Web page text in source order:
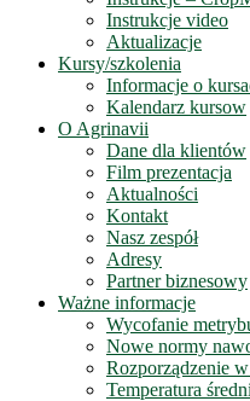
Instrukcje video
Aktualizacje
Kursy/szkolenia
Informacje o
Kalendarz kursow
O Agrinavii
Dane dla klientów
Film prezentacja
Aktualności
Kontakt
Nasz zespół
Adresy
Partner biznesowy
Ważne informacje
Wycofanie
Nowe normy
Rozporządzenie
Temperatura